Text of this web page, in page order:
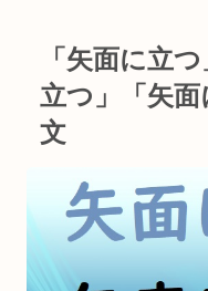
「矢面に立
立つ」「矢
文